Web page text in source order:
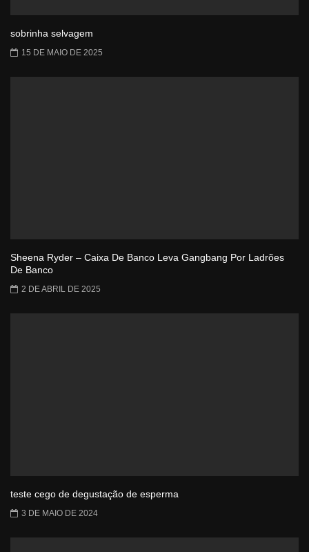
sobrinha selvagem
15 DE MAIO DE 2025
Sheena Ryder – Caixa De Banco Leva Gangbang Por Ladrões
De Banco
2 DE ABRIL DE 2025
teste cego de degustação de esperma
3 DE MAIO DE 2024